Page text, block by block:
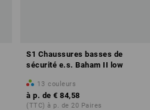
S1 Chaussures basses de
sécurité e.s. Baham II low
13 couleurs
à p. de € 84,58
(TTC) à p. de 20 Paires